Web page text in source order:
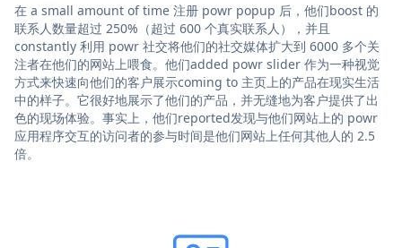
在 a small amount of time 注册 powr popup 后，他们boost 的
联系人数量超过 250%（超过 600 个真实联系人），并且
constantly 利用 powr 社交将他们的社交媒体扩大到 6000 多个关
注者在他们的网站上喂食。他们added powr slider 作为一种视觉
方式来快速向他们的客户展示coming to 主页上的产品在现实生活
中的样子。它很好地展示了他们的产品，并无缝地为客户提供了出
色的现场体验。事实上，他们reported发现与他们网站上的 powr
应用程序交互的访问者的参与时间是他们网站上任何其他人的 2.5
倍。